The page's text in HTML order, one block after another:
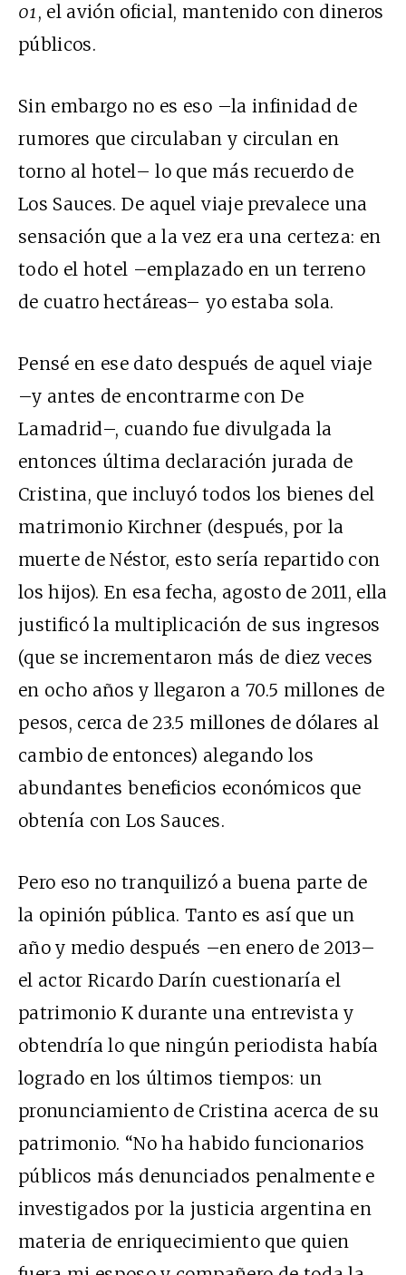
01, el avión oficial, mantenido con dineros
públicos.
Sin embargo no es eso –la infinidad de
rumores que circulaban y circulan en
torno al hotel– lo que más recuerdo de
Los Sauces. De aquel viaje prevalece una
sensación que a la vez era una certeza: en
todo el hotel –emplazado en un terreno
de cuatro hectáreas– yo estaba sola.
Pensé en ese dato después de aquel viaje
–y antes de encontrarme con De
Lamadrid–, cuando fue divulgada la
entonces última declaración jurada de
Cristina, que incluyó todos los bienes del
matrimonio Kirchner (después, por la
muerte de Néstor, esto sería repartido con
los hijos). En esa fecha, agosto de 2011, ella
justificó la multiplicación de sus ingresos
(que se incrementaron más de diez veces
en ocho años y llegaron a 70.5 millones de
pesos, cerca de 23.5 millones de dólares al
cambio de entonces) alegando los
abundantes beneficios económicos que
obtenía con Los Sauces.
Pero eso no tranquilizó a buena parte de
la opinión pública. Tanto es así que un
año y medio después –en enero de 2013–
el actor Ricardo Darín cuestionaría el
patrimonio K durante una entrevista y
obtendría lo que ningún periodista había
logrado en los últimos tiempos: un
pronunciamiento de Cristina acerca de su
patrimonio. “No ha habido funcionarios
públicos más denunciados penalmente e
investigados por la justicia argentina en
materia de enriquecimiento que quien